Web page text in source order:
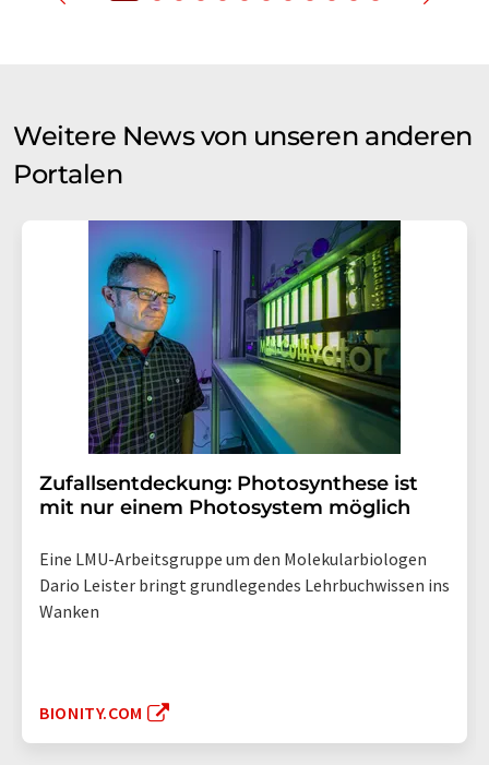
Weitere News von unseren anderen
Portalen
Zufallsentdeckung: Photosynthese ist
mit nur einem Photosystem möglich
Eine LMU-Arbeitsgruppe um den Molekularbiologen
Dario Leister bringt grundlegendes Lehrbuchwissen ins
Wanken
BIONITY.COM